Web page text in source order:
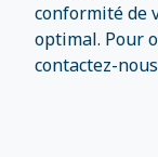
conformité de
optimal. Pour
contactez-